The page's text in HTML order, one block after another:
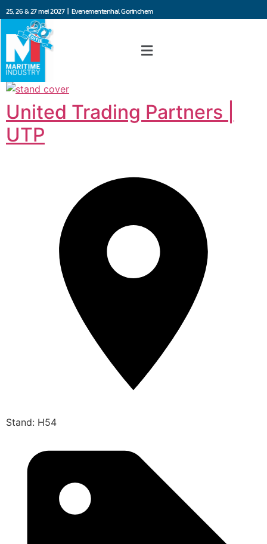
25, 26 & 27 mei 2027 | Evenementenhal Gorinchem
United Trading Partners |
UTP
Stand: H54